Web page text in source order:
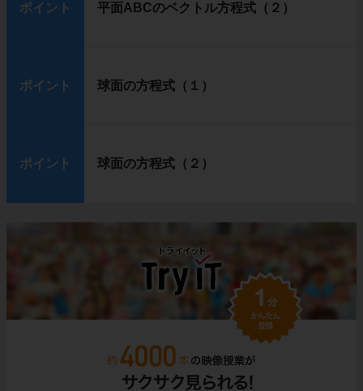
ポイント 平面ABCのベクトル方程式（２）
ポイント 球面の方程式（１）
ポイント 球面の方程式（２）